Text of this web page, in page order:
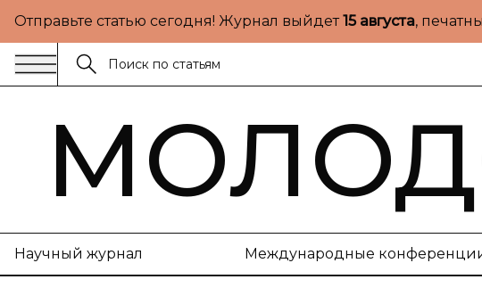
Отправьте статью сегодня! Журнал выйдет15 августа,
Научный журнал Международные